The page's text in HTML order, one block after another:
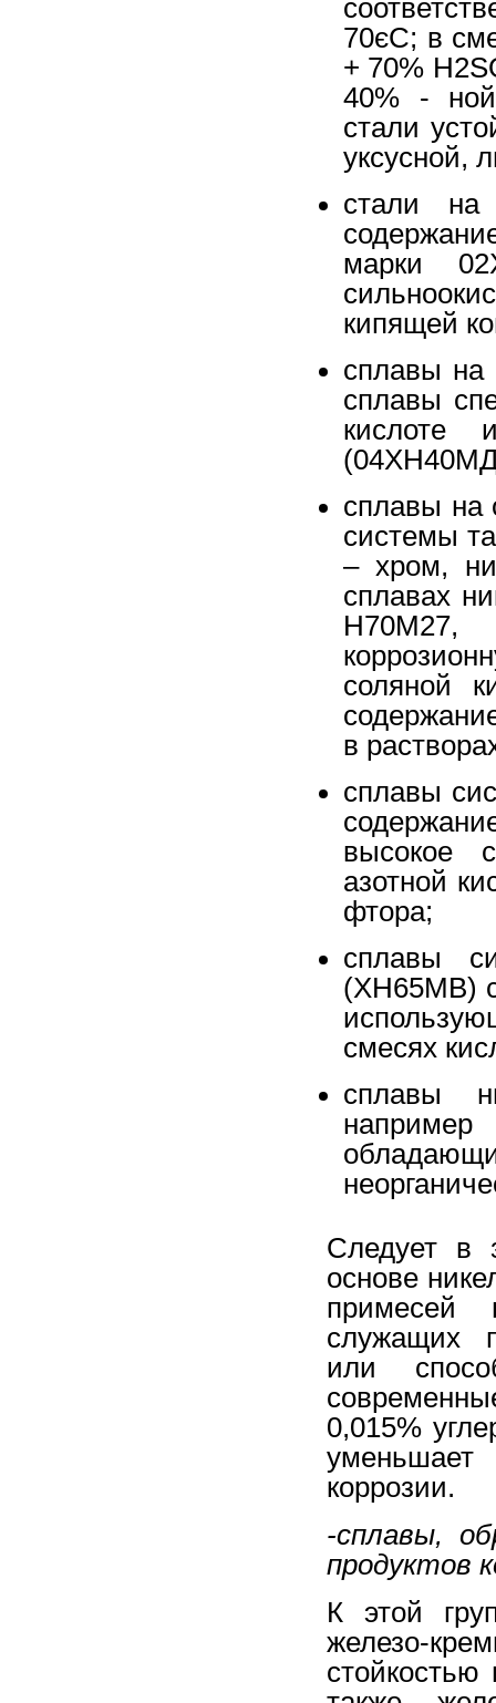
70єС; в
+ 70%
40% -
стали
уксусной,
стали на
марки
кипящей
сплавы на
сплавы
кислоте
сплавы на
системы
– хром,
сплавах
соляной
в
сплавы
высокое
азотной
фтора;
сплавы
(ХН65МВ)
смесях
сплавы
Следует в
основе
примесей
служащих
или
0,015%
коррозии.
-сплавы,
продуктов
К этой
железо-